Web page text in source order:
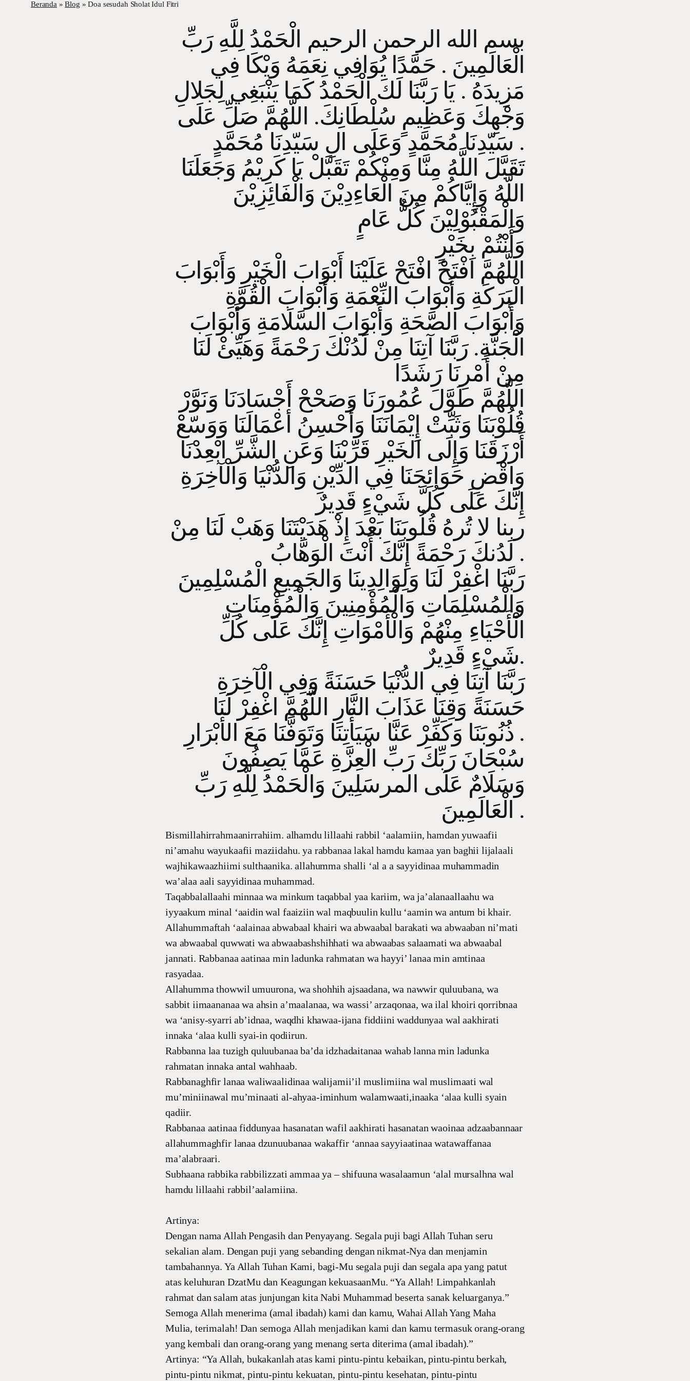
Beranda »Blog »Doa sesudah Sholat Idul Fitri
بسم الله الرحمن الرحيم الْحَمْدُ لِلَّهِ رَبِّ
الْعَالَمِينَ . حَمَّدًا يُوَافِي نِعَمَهُ وَيْكَا فِي
مَزِيدَهُ . يَا رَبَّنَا لَكَ الْحَمْدُ كَمَا يَنْبَغِي لِجَلالِ
وَجْهِكَ وَعَظِيمٍ سُلْطَانِكَ. اللَّهُمَّ صَلِّ عَلَى
سَيّدِنَا مُحَمَّدٍ وَعَلَى الِ سَيّدِنَا مُحَمَّدٍ .
تَقَبَّلَ اللَّهُ مِنَّا وَمِنْكُمْ تَقَبَّلْ يَا كَرِيْمُ وَجَعَلَنَا
اللَّهُ وَإِيَّاكُمْ مِنَ الْعَاءِدِيْنَ وَالْفَائِزِيْنَ
وَالْمَقْبُوْلِيْنَ كُلُّ عَامٍ
وَأَنْتُمْ بِخَيْرٍ
اللَّهُمَّ افْتَحْ افْتَحْ عَلَيْنَا أَبْوَابَ الْخَيْرِ وَأَبْوَابَ
الْبَرَكَةِ وَأَبْوَابَ النِّعْمَةِ وَأَبْوَابَ الْقُوَّةِ
وَأَبْوَابَ الصَّحَةِ وَأَبْوَابَ السَّلَامَةِ وَأَبْوَابَ
الْجَنَّةِ. رَبَّنَا آتِنَا مِنْ لَدُنْكَ رَحْمَةً وَهَيِّئْ لَنَا
مِنْ أَمْرِنَا رَشَدًا
اللَّهُمَّ طَوَّلَ عُمُورَنَا وَصَحْحْ أَجْسَادَنَا وَنَوَّرْ
قُلُوْبَنَا وَثَبِّتْ إِيْمَانَنَا وَأَحْسِنُ أعْمَالَنَا وَوَسّعْ
أَرْزَقَنَا وَإِلَى الخَيْرِ قَرِّبْنَا وَعَنِ الشَّرِّ ابْعِدْنَا
وَاقْضِ حَوَائِجَنَا فِي الدِّيْنِ وَالدُّنْيَا وَالْآخِرَةِ
إِنَّكَ عَلَى كُلَّ شَيْءٍ قَدِيرٌ
ربنا لا تُرهُ قُلُوبَنَا بَعْدَ إِذْ هَدَيْتَنَا وَهَبْ لَنَا مِنْ
لَدُنكَ رَحْمَةً إِنَّكَ أَنْتَ الْوَهَّابُ .
رَبَّنَا اغْفِرْ لَنَا وَلِوَالِدِينَا وَالجَمِيعِ الْمُسْلِمِينَ
وَالْمُسْلِمَاتِ وَالْمُؤْمِنِينَ وَالْمُؤْمِنَاتِ
الْأَحْيَاءِ مِنْهُمْ وَالْأَمْوَاتِ إِنَّكَ عَلَى كُلِّ
شَيْءٍ قَدِيرٌ.
رَبَّنَا آتِنَا فِي الدُّنْيَا حَسَنَةً وَفِي الْآخِرَةِ
حَسَنَةً وَقِنَا عَذَابَ النَّارِ اللَّهُمَّ اغْفِرْ لَنَا
ذُنُوبَنَا وَكَفِّرْ عَنَّا سَيَأْتِنَا وَتَوَفَّنَا مَعَ الأَبْرَارِ .
سُبْحَانَ رَبِّكَ رَبِّ الْعِزَّةِ عَمَّا يَصِفُونَ
وَسَلَامٌ عَلَى المرسَلِينَ وَالْحَمْدُ لِلَّهِ رَبِّ
الْعَالَمِينَ .
Bismillahirrahmaanirrahiim. alhamdu lillaahi rabbil ‘aalamiin, hamdan yuwaafii
ni’amahu wayukaafii maziidahu. ya rabbanaa lakal hamdu kamaa yan baghii lijalaali
wajhikawaazhiimi sulthaanika. allahumma shalli ‘al a a sayyidinaa muhammadin
wa’alaa aali sayyidinaa muhammad.
Taqabbalallaahi minnaa wa minkum taqabbal yaa kariim, wa ja’alanaallaahu wa
iyyaakum minal ‘aaidin wal faaiziin wal maqbuulin kullu ‘aamin wa antum bi khair.
Allahummaftah ‘aalainaa abwabaal khairi wa abwaabal barakati wa abwaaban ni’mati
wa abwaabal quwwati wa abwaabashshihhati wa abwaabas salaamati wa abwaabal
jannati. Rabbanaa aatinaa min ladunka rahmatan wa hayyi’ lanaa min amtinaa
rasyadaa.
Allahumma thowwil umuurona, wa shohhih ajsaadana, wa nawwir quluubana, wa
sabbit iimaananaa wa ahsin a’maalanaa, wa wassi’ arzaqonaa, wa ilal khoiri qorribnaa
wa ‘anisy-syarri ab’idnaa, waqdhi khawaa-ijana fiddiini waddunyaa wal aakhirati
innaka ‘alaa kulli syai-in qodiirun.
Rabbanna laa tuzigh quluubanaa ba’da idzhadaitanaa wahab lanna min ladunka
rahmatan innaka antal wahhaab.
Rabbanaghfir lanaa waliwaalidinaa walijamii’il muslimiina wal muslimaati wal
mu’miniinawal mu’minaati al-ahyaa-iminhum walamwaati,inaaka ‘alaa kulli syain
qadiir.
Rabbanaa aatinaa fiddunyaa hasanatan wafil aakhirati hasanatan waoinaa adzaabannaar
allahummaghfir lanaa dzunuubanaa wakaffir ‘annaa sayyiaatinaa watawaffanaa
ma’alabraari.
Subhaana rabbika rabbilizzati ammaa ya – shifuuna wasalaamun ‘alal mursalhna wal
hamdu lillaahi rabbil’aalamiina.
Artinya:
Dengan nama Allah Pengasih dan Penyayang. Segala puji bagi Allah Tuhan seru
sekalian alam. Dengan puji yang sebanding dengan nikmat-Nya dan menjamin
tambahannya. Ya Allah Tuhan Kami, bagi-Mu segala puji dan segala apa yang patut
atas keluhuran DzatMu dan Keagungan kekuasaanMu. “Ya Allah! Limpahkanlah
rahmat dan salam atas junjungan kita Nabi Muhammad beserta sanak keluarganya.”
Semoga Allah menerima (amal ibadah) kami dan kamu, Wahai Allah Yang Maha
Mulia, terimalah! Dan semoga Allah menjadikan kami dan kamu termasuk orang-orang
yang kembali dan orang-orang yang menang serta diterima (amal ibadah).”
Artinya: “Ya Allah, bukakanlah atas kami pintu-pintu kebaikan, pintu-pintu berkah,
pintu-pintu nikmat, pintu-pintu kekuatan, pintu-pintu kesehatan, pintu-pintu